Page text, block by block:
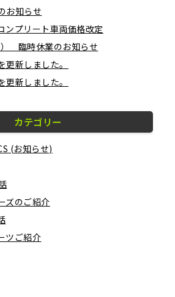
お知らせ
プリート車両価格改定
臨時休業のお知らせ
更新しました。
更新しました。
カテゴリー
(お知らせ)
ズのご紹介
ツご紹介